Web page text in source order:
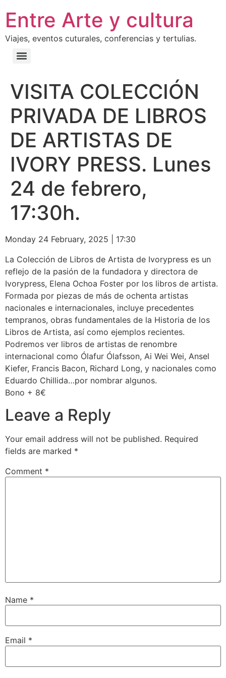
Entre Arte y cultura
Viajes, eventos cuturales, conferencias y tertulias.
VISITA COLECCIÓN
PRIVADA DE LIBROS
DE ARTISTAS DE
IVORY PRESS. Lunes
24 de febrero,
17:30h.
Monday 24 February, 2025 17:30
La Colección de Libros de Artista de Ivorypress es un
reflejo de la pasión de la fundadora y directora de
Ivorypress, Elena Ochoa Foster por los libros de artista.
Formada por piezas de más de ochenta artistas
nacionales e internacionales, incluye precedentes
tempranos, obras fundamentales de la Historia de los
Libros de Artista, así como ejemplos recientes.
Podremos ver libros de artistas de renombre
internacional como Ólafur Ólafsson, Ai Wei Wei, Ansel
Kiefer, Francis Bacon, Richard Long, y nacionales como
Eduardo Chillida…por nombrar algunos.
Bono + 8€
Leave a Reply
Your email address will not be published. Required
fields are marked *
Comment *
Name *
Email *